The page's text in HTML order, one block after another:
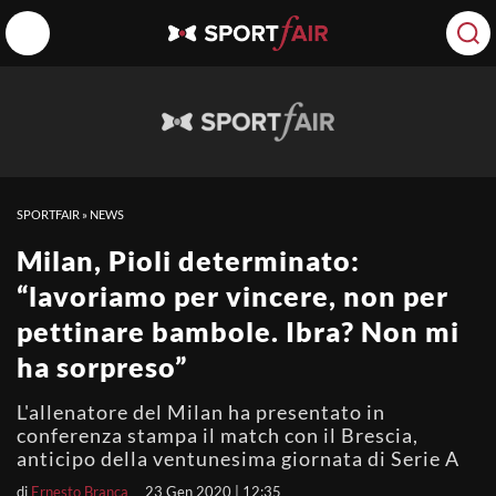
SPORTFAIR » NEWS
Milan, Pioli determinato:
“lavoriamo per vincere, non per
pettinare bambole. Ibra? Non mi
ha sorpreso”
L'allenatore del Milan ha presentato in
conferenza stampa il match con il Brescia,
anticipo della ventunesima giornata di Serie A
di Ernesto Branca 23 Gen 2020 | 12:35